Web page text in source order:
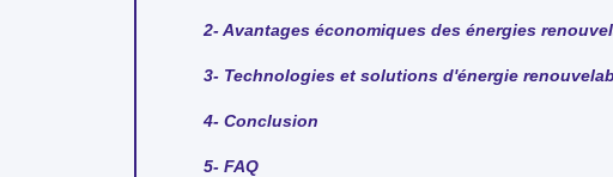
2- Avantages économiques des énergies
3- Technologies et solutions d'énergie
4- Conclusion
5- FAQ